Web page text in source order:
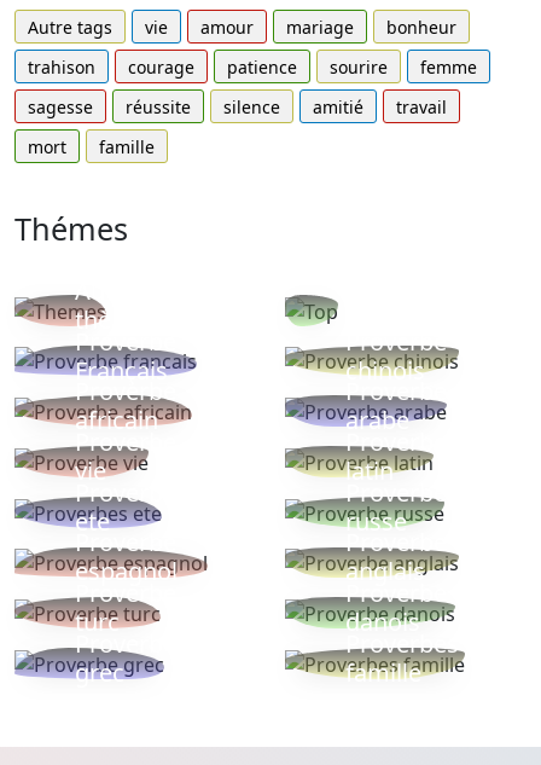
Autre tags vie amour mariage
bonheur
trahison
courage patience sourire
femme
sagesse
réussite silence amitié
travail
mort
famille
Thémes
Autres
thèmes
Proverbe
Français
Proverbe
chinois
Proverbe
africain
Proverbe
arabe
Proverbe
vie
Proverbe
latin
Proverbes
ete
Proverbe
russe
Proverbe
espagnol
Proverbe
anglais
Proverbe
turc
Proverbe
danois
Proverbe
grec
Proverbes
famille